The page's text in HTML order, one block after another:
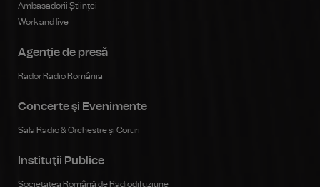
Ambasadorii Științei
Work and live
Agenţie de presă
Rador Radio România
Concerte şi Evenimente
Sala Radio & Orchestre și Coruri
Instituţii Publice
Societatea Română de Radiodifuziune